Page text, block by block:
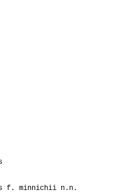
f. minnichii n.n.